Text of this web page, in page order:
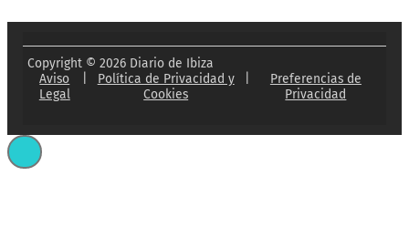
Copyright © 2026 Diario de Ibiza
Aviso
Legal
Política de Privacidad y
Cookies
Preferencias de
Privacidad